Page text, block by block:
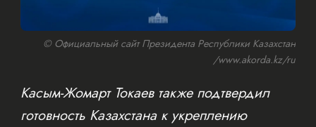
© Официальный сайт Президента Республики Казахстан
/www.akorda.kz/ru
Касым-Жомарт Токаев также подтвердил
готовность Казахстана к укреплению